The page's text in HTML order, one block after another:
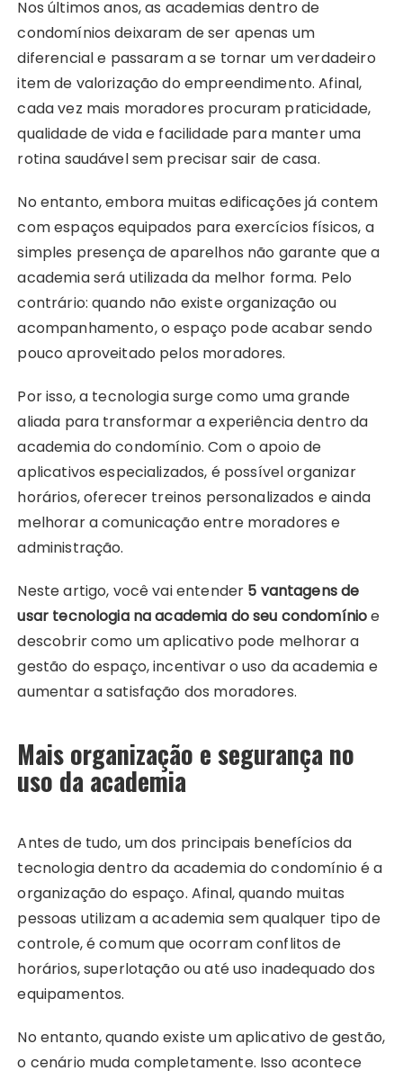
Nos últimos anos, as academias dentro de
condomínios deixaram de ser apenas um
diferencial e passaram a se tornar um verdadeiro
item de valorização do empreendimento. Afinal,
cada vez mais moradores procuram praticidade,
qualidade de vida e facilidade para manter uma
rotina saudável sem precisar sair de casa.
No entanto, embora muitas edificações já contem
com espaços equipados para exercícios físicos, a
simples presença de aparelhos não garante que a
academia será utilizada da melhor forma. Pelo
contrário: quando não existe organização ou
acompanhamento, o espaço pode acabar sendo
pouco aproveitado pelos moradores.
Por isso, a tecnologia surge como uma grande
aliada para transformar a experiência dentro da
academia do condomínio. Com o apoio de
aplicativos especializados, é possível organizar
horários, oferecer treinos personalizados e ainda
melhorar a comunicação entre moradores e
administração.
Neste artigo, você vai entender 5 vantagens de
usar tecnologia na academia do seu condomínioe
descobrir como um aplicativo pode melhorar a
gestão do espaço, incentivar o uso da academia e
aumentar a satisfação dos moradores.
Mais organização e segurança no
uso da academia
Antes de tudo, um dos principais benefícios da
tecnologia dentro da academia do condomínio é a
organização do espaço. Afinal, quando muitas
pessoas utilizam a academia sem qualquer tipo de
controle, é comum que ocorram conflitos de
horários, superlotação ou até uso inadequado dos
equipamentos.
No entanto, quando existe um aplicativo de gestão,
o cenário muda completamente. Isso acontece